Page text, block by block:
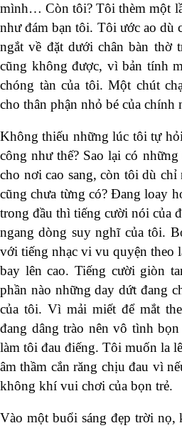
mình… Còn tôi? Tôi thèm một
như đám bạn tôi. Tôi ước ao dù
ngắt về đặt dưới chân bàn thờ
cũng không được, vì bản tính
chóng tàn của tôi. Một chút
cho thân phận nhỏ bé của chính
Không thiếu những lúc tôi tự
công như thế? Sao lại có
cho nơi cao sang, còn tôi dù
cũng chưa từng có? Đang loay
trong đầu thì tiếng cười nói của
ngang dòng suy nghĩ của tôi.
với tiếng nhạc vi vu quyện theo
bay lên cao. Tiếng cười giòn
phần nào những day dứt đang
của tôi. Vì mải miết để mắt
đang dâng trào nên vô tình
làm tôi đau điếng. Tôi muốn la
âm thầm cắn răng chịu đau vì
không khí vui chơi của bọn trẻ.
Vào một buổi sáng đẹp trời nọ,